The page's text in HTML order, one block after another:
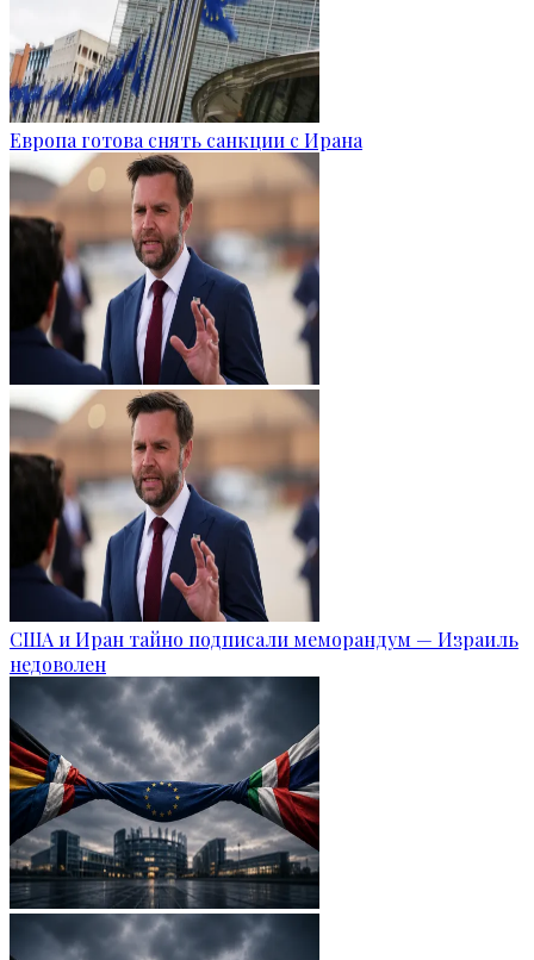
Европа готова снять санкции с Ирана
США и Иран тайно подписали меморандум — Израиль
недоволен